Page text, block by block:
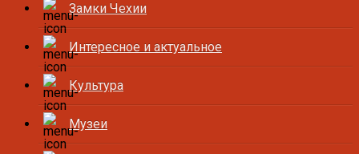
Замки Чехии
Интересное и актуальное
Культура
Музеи